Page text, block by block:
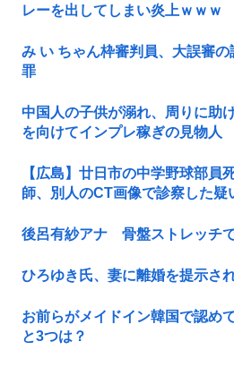
レーを出してしまい炎上ｗｗｗ
み い ちゃん枠審判員、大誤審
罪
中国人の子供が溺れ、周りに助
を向けてインプレ稼ぎの見物人
【広島】廿日市の中学野球部
師、別人のCT画像で診察した
後呂有紗アナ 骨盤ストレッチ
ひろゆき氏、妻に離婚を提示さ
お前らがメイドイン韓国で認め
と3つは？